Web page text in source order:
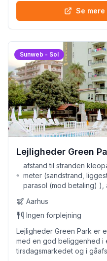
Se
Sunweb - Sol
Lejligheder Green
afstand til stranden
meter (sandstrand,
parasol (mod betaling) ),
Aarhus
Ingen forplejning
Lejligheder Green Park er
med en god beliggenhed i
tirsdagsmarkedet og i